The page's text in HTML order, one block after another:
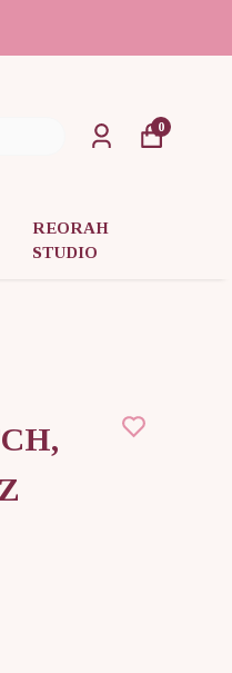
REORAH
STUDIO
0